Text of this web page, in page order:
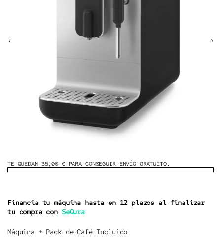
‹ ›
TE QUEDAN 35,00 € PARA CONSEGUIR ENVÍO GRATUITO.
Financia tu máquina hasta en 12 plazos al finalizar
tu compra con SeQura
Máquina + Pack de Café Incluido